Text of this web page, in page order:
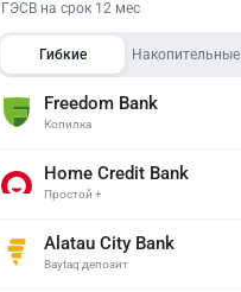
ГЭСВ на срок 12 мес
Гибкие Накопительные
Freedom Bank
Копилка
Home Credit Bank
Простой +
Alatau City Bank
Baytaq депозит